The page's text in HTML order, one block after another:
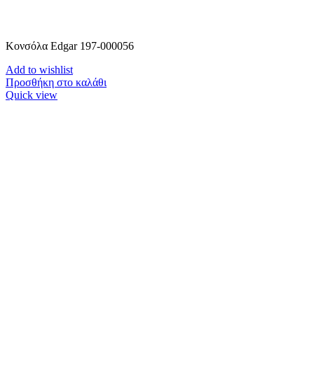
Κονσόλα Edgar 197-000056
Add to wishlist
Προσθήκη στο καλάθι
Quick view